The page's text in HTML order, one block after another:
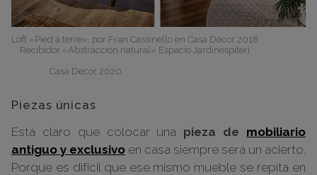
Loft «Pied à terre», por Fran Cassinello en Casa Decor 2018
Recibidor «Abstracción natural» Espacio Jardinespiteri
Casa Decor 2020
Piezas únicas
Está claro que colocar una pieza de mobiliario
antiguo y exclusivo en casa siempre será un acierto.
Porque es difícil que ese mismo mueble se repita en